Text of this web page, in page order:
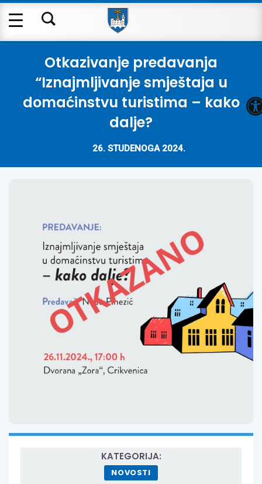
Otkazivanje predavanja
“Iznajmljivanje smještaja u
domaćinstvu turistima – kako
dalje?
26. STUDENOGA 2024.
KATEGORIJA:
NOVOSTI